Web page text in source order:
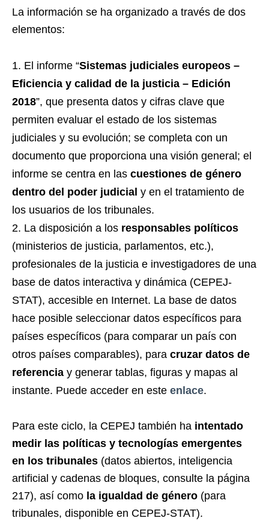
La información se ha organizado a través de dos
elementos:
El informe “Sistemas judiciales europeos –
Eficiencia y calidad de la justicia – Edición
2018”, que presenta datos y cifras clave que
permiten evaluar el estado de los sistemas
judiciales y su evolución; se completa con un
documento que proporciona una visión general; el
informe se centra en las cuestiones de género
dentro del poder judicial y en el tratamiento de
los usuarios de los tribunales.
La disposición a los responsables políticos
(ministerios de justicia, parlamentos, etc.),
profesionales de la justicia e investigadores de una
base de datos interactiva y dinámica (CEPEJ-
STAT), accesible en Internet. La base de datos
hace posible seleccionar datos específicos para
países específicos (para comparar un país con
otros países comparables), para cruzar datos de
referencia y generar tablas, figuras y mapas al
instante. Puede acceder en este enlace.
Para este ciclo, la CEPEJ también ha intentado
medir las políticas y tecnologías emergentes
en los tribunales (datos abiertos, inteligencia
artificial y cadenas de bloques, consulte la página
217), así como la igualdad de género (para
tribunales, disponible en CEPEJ-STAT).